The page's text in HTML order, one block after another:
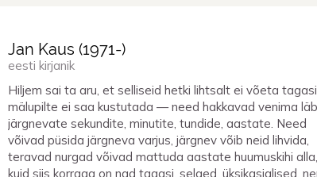
Jan Kaus (1971-)
eesti kirjanik
Hiljem sai ta aru, et selliseid hetki lihtsalt ei võeta tagasi,
mälupilte ei saa kustutada — need hakkavad venima
järgnevate sekundite, minutite, tundide, aastate. Need
võivad püsida järgneva varjus, järgnev võib neid lihvida,
teravad nurgad võivad mattuda aastate huumuskihi alla,
kuid siis korraga on nad tagasi, selged, üksikasjalised,